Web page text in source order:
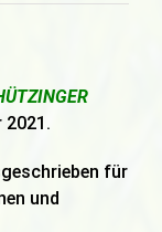
2021.
für
und